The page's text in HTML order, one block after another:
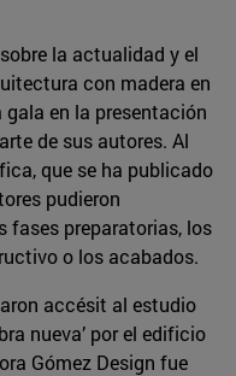
la actualidad y el
con madera en
gala en la presentación
de sus autores. Al
que se ha publicado
pudieron
fases preparatorias, los
o los acabados.
accésit al estudio
nueva’ por el edificio
Gómez Design fue